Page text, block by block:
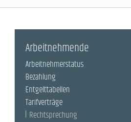
Arbeitnehmende
Arbeitnehmerstatus
Bezahlung
Entgelttabellen
Tarifverträge
Rechtsprechung